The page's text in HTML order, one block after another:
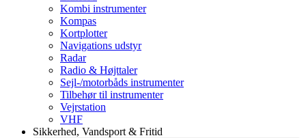
Kombi instrumenter
Kompas
Kortplotter
Navigations udstyr
Radar
Radio & Højttaler
Sejl-/motorbåds instrumenter
Tilbehør til instrumenter
Vejrstation
VHF
Sikkerhed, Vandsport & Fritid